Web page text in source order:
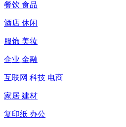
餐饮 食品
酒店 休闲
服饰 美妆
企业 金融
互联网 科技 电商
家居 建材
复印纸 办公